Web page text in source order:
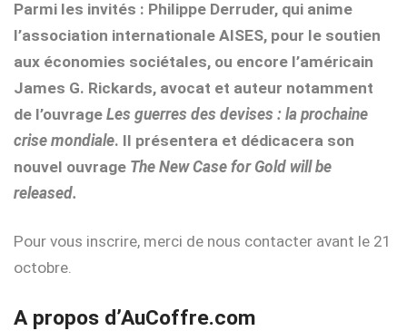
Parmi les invités : Philippe Derruder, qui anime
l’association internationale AISES, pour le soutien
aux économies sociétales, ou encore l’américain
James G. Rickards, avocat et auteur notamment
de l’ouvrage Les guerres des devises : la prochaine
crise mondiale. Il présentera et dédicacera son
nouvel ouvrage The New Case for Gold will be
released.
Pour vous inscrire, merci de nous contacter avant le 21
octobre.
A propos d’AuCoffre.com